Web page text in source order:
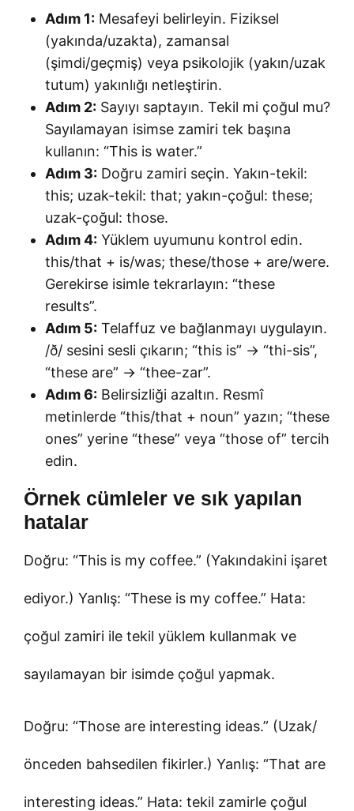
Adım 1: Mesafeyi belirleyin. Fiziksel
(yakında/uzakta), zamansal
(şimdi/geçmiş) veya psikolojik (yakın/uzak
tutum) yakınlığı netleştirin.
Adım 2: Sayıyı saptayın. Tekil mi çoğul mu?
Sayılamayan isimse zamiri tek başına
kullanın: “This is water.”
Adım 3: Doğru zamiri seçin. Yakın-tekil:
this; uzak-tekil: that; yakın-çoğul: these;
uzak-çoğul: those.
Adım 4: Yüklem uyumunu kontrol edin.
this/that + is/was; these/those + are/were.
Gerekirse isimle tekrarlayın: “these
results”.
Adım 5: Telaffuz ve bağlanmayı uygulayın.
/ð/ sesini sesli çıkarın; “this is” → “thi-sis”,
“these are” → “thee-zar”.
Adım 6: Belirsizliği azaltın. Resmî
metinlerde “this/that + noun” yazın; “these
ones” yerine “these” veya “those of” tercih
edin.
Örnek cümleler ve sık yapılan
hatalar
Doğru: “This is my coffee.” (Yakındakini işaret
ediyor.) Yanlış: “These is my coffee.” Hata:
çoğul zamiri ile tekil yüklem kullanmak ve
sayılamayan bir isimde çoğul yapmak.
Doğru: “Those are interesting ideas.” (Uzak/
önceden bahsedilen fikirler.) Yanlış: “That are
interesting ideas.” Hata: tekil zamirle çoğul